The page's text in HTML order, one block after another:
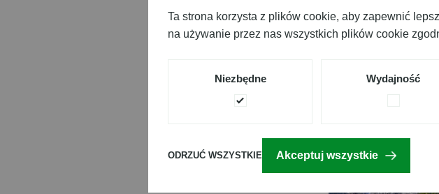
Ta strona korzysta z plików cookie, aby zapewnić
na używanie przez nas wszystkich plików cookie
Niezbędne Wydajność
ODRZUĆ WSZYSTKIE Akceptuj wszystkie